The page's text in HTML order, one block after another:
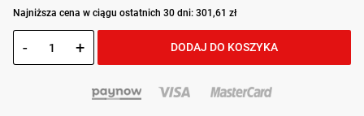
Najniższa cena w ciągu ostatnich 30 dni: 301,61 zł
- + DODAJ DO KOSZYKA